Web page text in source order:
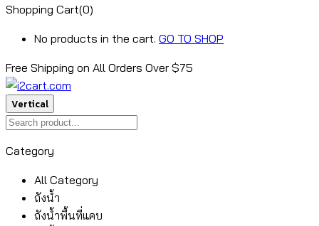
Shopping Cart(0)
No products in the cart. GO TO SHOP
Free Shipping on All Orders Over $75
Vertical
Category
All Category
ถังน้ำ
ถังน้ำพื้นที่แคบ